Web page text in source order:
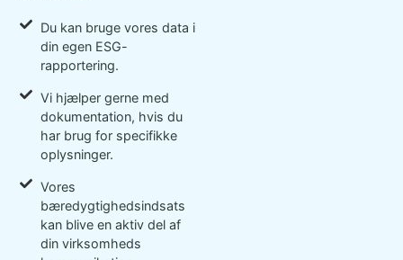
Du kan bruge vores data i
din egen ESG-
rapportering.
Vi hjælper gerne med
dokumentation, hvis du
har brug for specifikke
oplysninger.
Vores
bæredygtighedsindsats
kan blive en aktiv del af
din virksomheds